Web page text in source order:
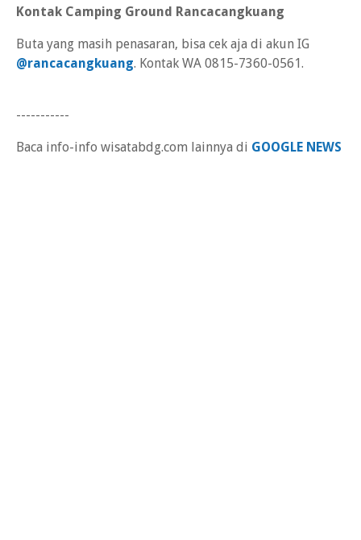
Kontak Camping Ground Rancacangkuang
Buta yang masih penasaran, bisa cek aja di akun IG
@rancacangkuang. Kontak WA 0815-7360-0561.
-----------
Baca info-info wisatabdg.com lainnya di GOOGLE NEWS